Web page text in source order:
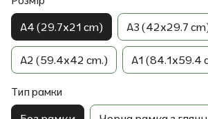
A4 (29.7x21 cm) A3 (42x29.7
A2 (59.4x42 cm.) A1 (84.1x59.4
Тип рамки